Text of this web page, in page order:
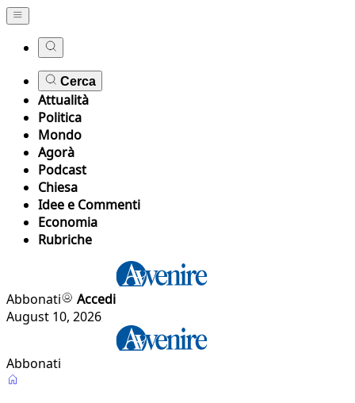
Cerca
Attualità
Politica
Mondo
Agorà
Podcast
Chiesa
Idee e Commenti
Economia
Rubriche
Abbonati
Accedi
August 10, 2026
Abbonati